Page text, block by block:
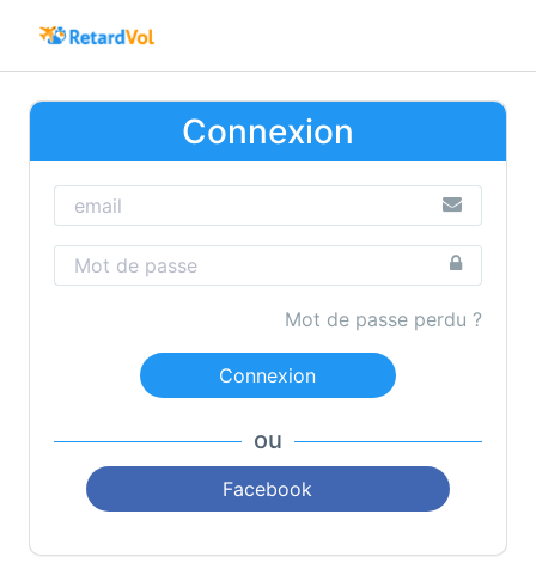
Connexion
Mot de passe perdu ?
Connexion
ou
Facebook